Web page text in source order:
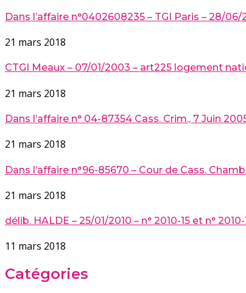
Dans l’affaire n°0402608235 – TGI Paris – 28/
21 mars 2018
CTGI Meaux – 07/01/2003 – art225 logement
21 mars 2018
Dans l’affaire n° 04-87354 Cass. Crim., 7 Juin
21 mars 2018
Dans l’affaire n°96-85670 – Cour de Cass.
21 mars 2018
délib. HALDE – 25/01/2010 – n° 2010-15 et n°
11 mars 2018
Catégories